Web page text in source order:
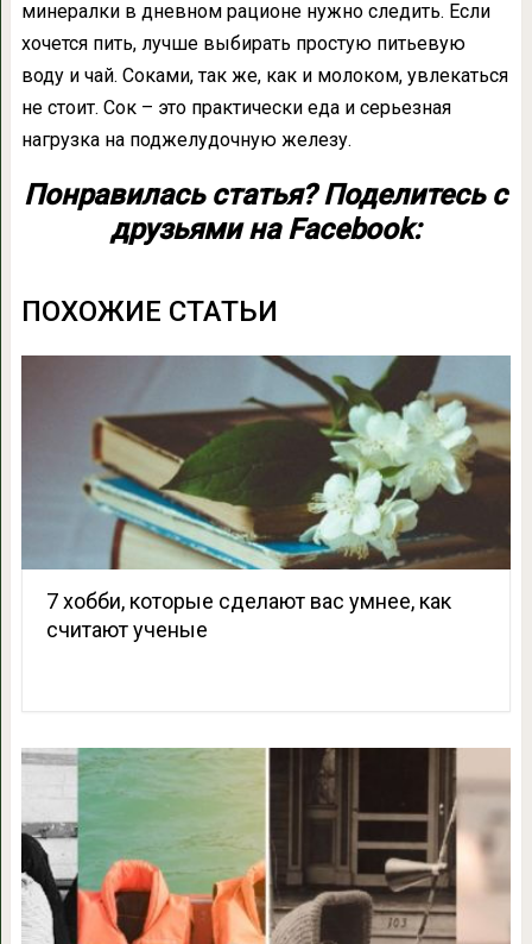
минералки в дневном рационе нужно следить. Если
хочется пить, лучше выбирать простую питьевую
воду и чай. Соками, так же, как и молоком, увлекаться
не стоит. Сок – это практически еда и серьезная
нагрузка на поджелудочную железу.
Понравилась статья? Поделитесь с
друзьями на Facebook:
ПОХОЖИЕ СТАТЬИ
7 хобби, которые сделают вас умнее, как
считают ученые